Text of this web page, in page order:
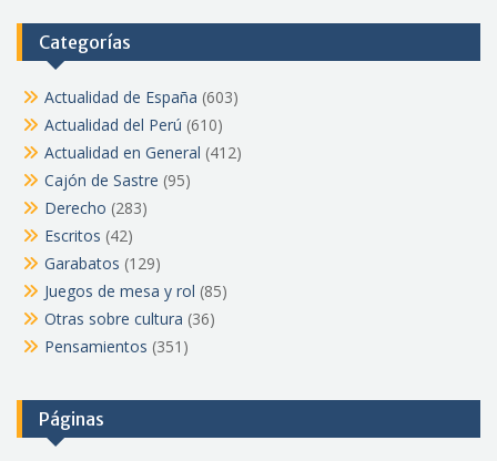
Categorías
Actualidad de España (603)
Actualidad del Perú (610)
Actualidad en General (412)
Cajón de Sastre (95)
Derecho (283)
Escritos (42)
Garabatos (129)
Juegos de mesa y rol (85)
Otras sobre cultura (36)
Pensamientos (351)
Páginas